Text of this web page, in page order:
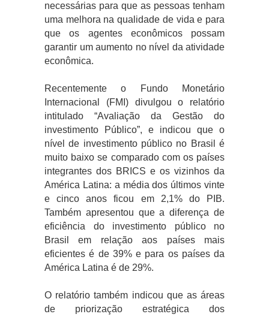
necessárias para que as pessoas tenham
uma melhora na qualidade de vida e para
que os agentes econômicos possam
garantir um aumento no nível da atividade
econômica.
Recentemente o Fundo Monetário
Internacional (FMI) divulgou o relatório
intitulado “Avaliação da Gestão do
investimento Público”, e indicou que o
nível de investimento público no Brasil é
muito baixo se comparado com os países
integrantes dos BRICS e os vizinhos da
América Latina: a média dos últimos vinte
e cinco anos ficou em 2,1% do PIB.
Também apresentou que a diferença de
eficiência do investimento público no
Brasil em relação aos países mais
eficientes é de 39% e para os países da
América Latina é de 29%.
O relatório também indicou que as áreas
de priorização estratégica dos